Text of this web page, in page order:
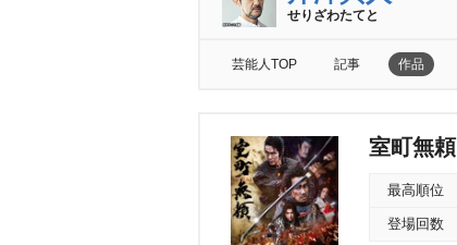
せりざわたてと
芸能人TOP 記事 作品
室町無頼
最高順位
登場回数